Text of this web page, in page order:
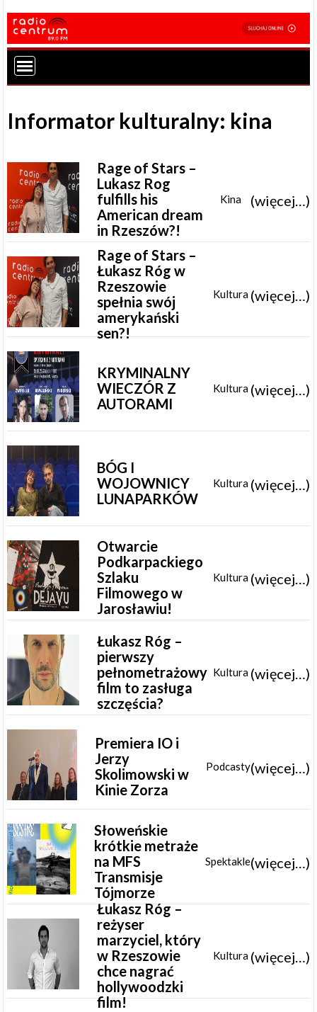
Informator kulturalny: kina
Rage of Stars –
Lukasz Rog
fulfills his
American dream
in Rzeszów?!
Kina (więcej…)
Rage of Stars –
Łukasz Róg w
Rzeszowie
spełnia swój
amerykański
sen?!
Kultura (więcej…)
KRYMINALNY
WIECZÓR Z
AUTORAMI
Kultura (więcej…)
BÓG I
WOJOWNICY
LUNAPARKÓW
Kultura (więcej…)
Otwarcie
Podkarpackiego
Szlaku
Filmowego w
Jarosławiu!
Kultura (więcej…)
Łukasz Róg –
pierwszy
pełnometrażowy
film to zasługa
szczęścia?
Kultura (więcej…)
Premiera IO i
Jerzy
Skolimowski w
Kinie Zorza
Podcasty(więcej…)
Słoweńskie
krótkie metraże
na MFS
Transmisje
Tójmorze
Spektakle(więcej…)
Łukasz Róg –
reżyser
marzyciel, który
w Rzeszowie
chce nagrać
hollywoodzki
film!
Kultura (więcej…)